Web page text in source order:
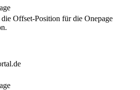
die Offset-Position für die Onepage